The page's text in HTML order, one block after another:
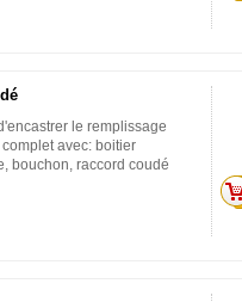
le remplissage
avec: boitier
bouchon, raccord coudé